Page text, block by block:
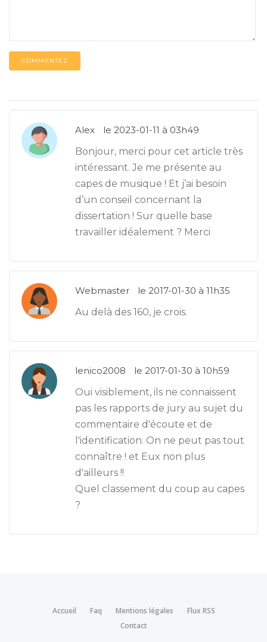
COMMENTEZ
Alex
le 2023-01-11 à 03h49
Bonjour, merci pour cet article très
intéressant. Je me présente au
capes de musique ! Et j’ai besoin
d’un conseil concernant la
dissertation ! Sur quelle base
travailler idéalement ? Merci
Webmaster
le 2017-01-30 à 11h35
Au delà des 160, je crois.
lenico2008
le 2017-01-30 à 10h59
Oui visiblement, ils ne connaissent
pas les rapports de jury au sujet du
commentaire d'écoute et de
l'identification. On ne peut pas tout
connaître ! et Eux non plus
d'ailleurs !!
Quel classement du coup au capes
?
Accueil Faq Mentions légales
Flux RSS
Contact